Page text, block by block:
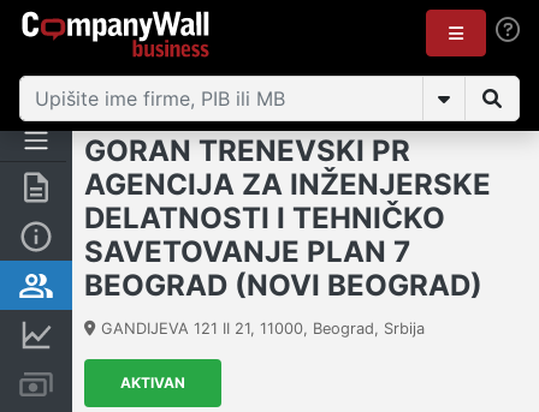
Rezime
Osnovni podaci
Vlasnička struktura
Finansijski podaci
Kreditni limit kompanije
GORAN TRENEVSKI PR
AGENCIJA ZA INŽENJERSKE
DELATNOSTI I TEHNIČKO
SAVETOVANJE PLAN 7
BEOGRAD (NOVI BEOGRAD)
GANDIJEVA 121 II 21, 11000, Beograd, Srbija
AKTIVAN